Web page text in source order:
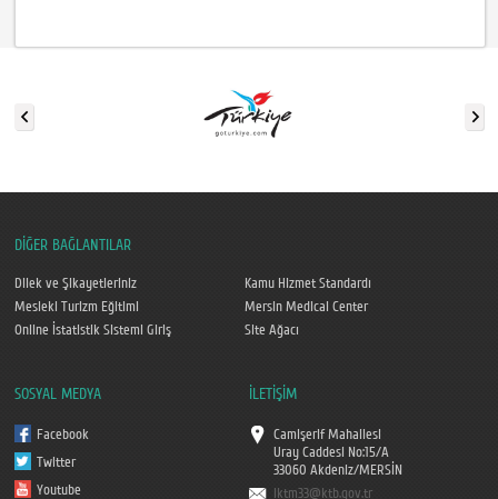
DİĞER BAĞLANTILAR
Dilek ve Şikayetleriniz
Kamu Hizmet Standardı
Mesleki Turizm Eğitimi
Mersin Medical Center
Online İstatistik Sistemi Giriş
Site Ağacı
SOSYAL MEDYA
Facebook
Twitter
Youtube
İLETİŞİM
Camişerif Mahallesi
Uray Caddesi No:15/A
33060 Akdeniz/MERSİN
iktm33@ktb.gov.tr